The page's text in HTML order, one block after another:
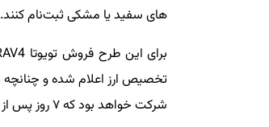
های سفید یا مشکی ثبت‌نام کنند.
شرکت خواهد بود که ۷ روز پس از تحویل خودرو به مشتری پرداخت خواهد شد.